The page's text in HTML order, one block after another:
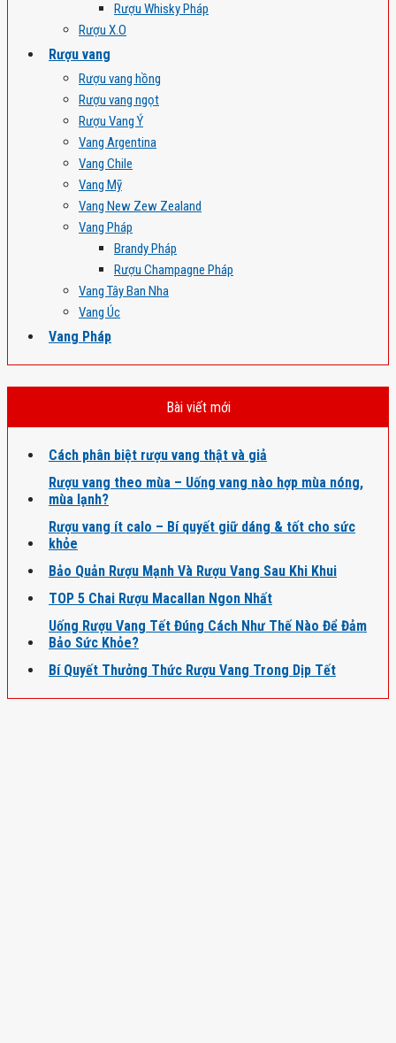
Rượu Whisky Pháp
Rượu X.O
Rượu vang
Rượu vang hồng
Rượu vang ngọt
Rượu Vang Ý
Vang Argentina
Vang Chile
Vang Mỹ
Vang New Zew Zealand
Vang Pháp
Brandy Pháp
Rượu Champagne Pháp
Vang Tây Ban Nha
Vang Úc
Vang Pháp
Bài viết mới
Cách phân biệt rượu vang thật và giả
Rượu vang theo mùa – Uống vang nào hợp mùa nóng,
mùa lạnh?
Rượu vang ít calo – Bí quyết giữ dáng & tốt cho sức
khỏe
Bảo Quản Rượu Mạnh Và Rượu Vang Sau Khi Khui
TOP 5 Chai Rượu Macallan Ngon Nhất
Uống Rượu Vang Tết Đúng Cách Như Thế Nào Để Đảm
Bảo Sức Khỏe?
Bí Quyết Thưởng Thức Rượu Vang Trong Dịp Tết